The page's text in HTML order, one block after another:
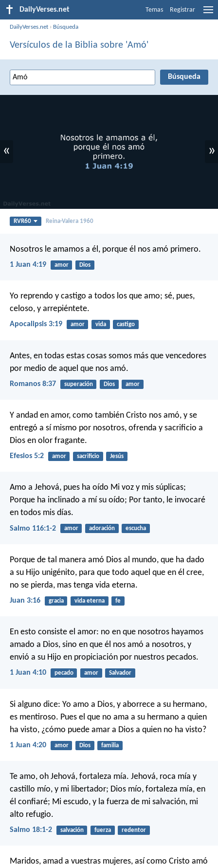
DailyVerses.net Temas Registrar
DailyVerses.net › Búsqueda
Versículos de la Biblia sobre 'Amó'
« »
RVR60 Reina-Valera 1960
Nosotros le amamos a él, porque él nos amó primero.
1 Juan 4:19 amor Dios
Yo reprendo y castigo a todos los que amo; sé, pues,
celoso, y arrepiéntete.
Apocalipsis 3:19 amor vida castigo
Antes, en todas estas cosas somos más que vencedores
por medio de aquel que nos amó.
Romanos 8:37 superación Dios amor
Y andad en amor, como también Cristo nos amó, y se
entregó a sí mismo por nosotros, ofrenda y sacrificio a
Dios en olor fragante.
Efesios 5:2 amor sacrificio Jesús
Amo a Jehová, pues ha oído Mi voz y mis súplicas;
Porque ha inclinado a mí su oído; Por tanto, le invocaré
en todos mis días.
Salmo 116:1-2 amor adoración escucha
Porque de tal manera amó Dios al mundo, que ha dado
a su Hijo unigénito, para que todo aquel que en él cree,
no se pierda, mas tenga vida eterna.
Juan 3:16 gracia vida eterna fe
En esto consiste el amor: no en que nosotros hayamos
amado a Dios, sino en que él nos amó a nosotros, y
envió a su Hijo en propiciación por nuestros pecados.
1 Juan 4:10 pecado amor Salvador
Si alguno dice: Yo amo a Dios, y aborrece a su hermano,
es mentiroso. Pues el que no ama a su hermano a quien
ha visto, ¿cómo puede amar a Dios a quien no ha visto?
1 Juan 4:20 amor Dios familia
Te amo, oh Jehová, fortaleza mía. Jehová, roca mía y
castillo mío, y mi libertador; Dios mío, fortaleza mía, en
él confiaré; Mi escudo, y la fuerza de mi salvación, mi
alto refugio.
Salmo 18:1-2 salvación fuerza redentor
Maridos, amad a vuestras mujeres, así como Cristo amó